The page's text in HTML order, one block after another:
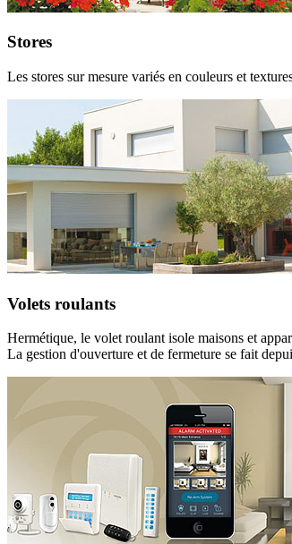
Stores
Les stores sur mesure variés en couleurs et
Volets roulants
Hermétique, le volet roulant isole maisons et
La gestion d'ouverture et de fermeture se fait